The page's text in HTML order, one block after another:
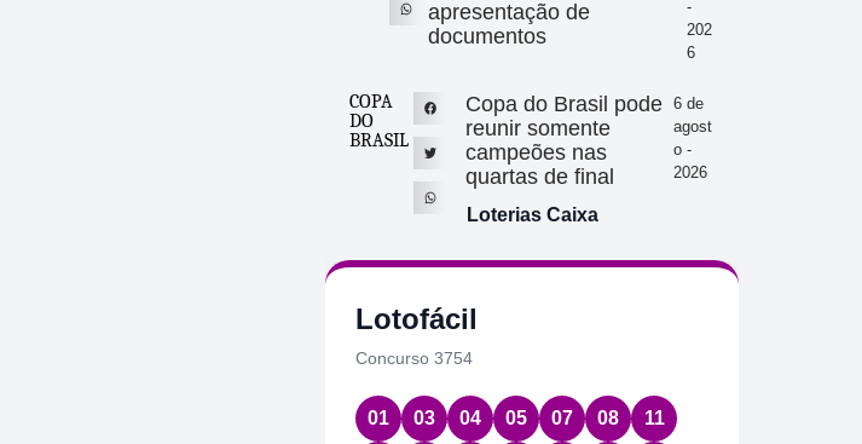
apresentação de
documentos
-
202
6
COPA
DO
BRASIL
Copa do Brasil pode
reunir somente
campeões nas
quartas de final
6 de
agost
o -
2026
Loterias Caixa
Lotofácil
Concurso 3754
01 03 04 05 07 08 11